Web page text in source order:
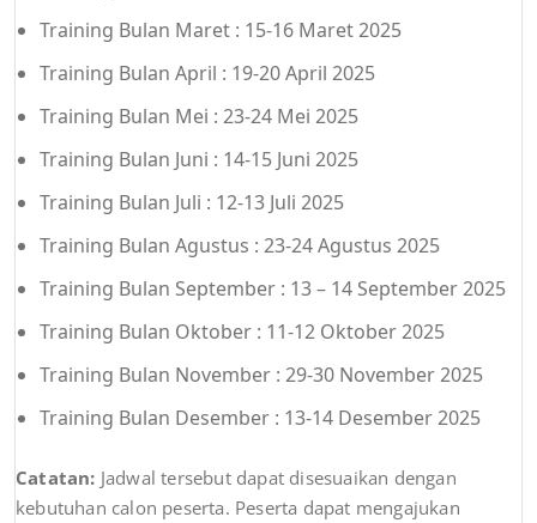
Training Bulan Maret : 15-16 Maret 2025
Training Bulan April : 19-20 April 2025
Training Bulan Mei : 23-24 Mei 2025
Training Bulan Juni : 14-15 Juni 2025
Training Bulan Juli : 12-13 Juli 2025
Training Bulan Agustus : 23-24 Agustus 2025
Training Bulan September : 13 – 14 September 2025
Training Bulan Oktober : 11-12 Oktober 2025
Training Bulan November : 29-30 November 2025
Training Bulan Desember : 13-14 Desember 2025
Catatan: Jadwal tersebut dapat disesuaikan dengan
kebutuhan calon peserta. Peserta dapat mengajukan